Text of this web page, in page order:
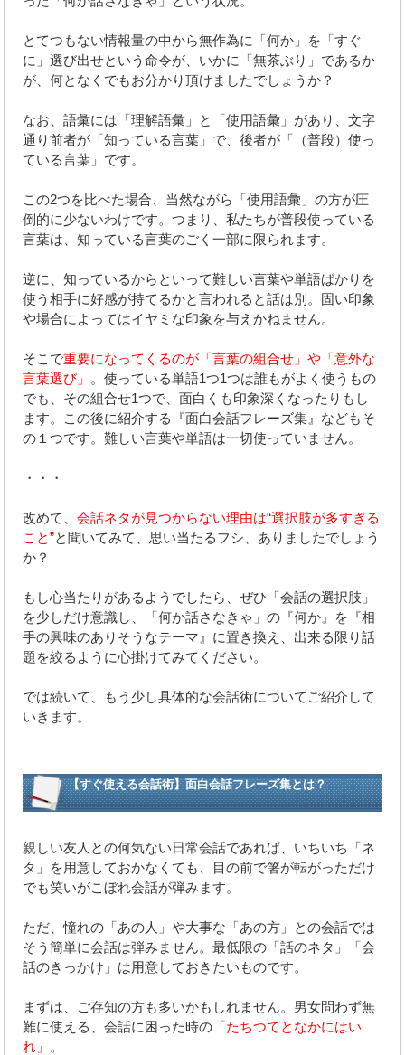
とてつもない情報量の中から無作為に「何か」を「すぐ
に」選び出せという命令が、いかに「無茶ぶり」であるか
が、何となくでもお分かり頂けましたでしょうか？
なお、語彙には「理解語彙」と「使用語彙」があり、文字
通り前者が「知っている言葉」で、後者が「（普段）使っ
ている言葉」です。
この2つを比べた場合、当然ながら「使用語彙」の方が圧
倒的に少ないわけです。つまり、私たちが普段使っている
言葉は、知っている言葉のごく一部に限られます。
逆に、知っているからといって難しい言葉や単語ばかりを
使う相手に好感が持てるかと言われると話は別。固い印象
や場合によってはイヤミな印象を与えかねません。
そこで重要になってくるのが「言葉の組合せ」や「意外な
言葉選び」 。使っている単語1つ1つは誰もがよく使うもの
でも、その組合せ1つで、面白くも印象深くなったりもし
ます。この後に紹介する『面白会話フレーズ集』などもそ
の１つです。難しい言葉や単語は一切使っていません。
・・・
改めて、会話ネタが見つからない理由は“選択肢が多すぎる
こと”と聞いてみて、思い当たるフシ、ありましたでしょう
か？
もし心当たりがあるようでしたら、ぜひ「会話の選択肢」
を少しだけ意識し、「何か話さなきゃ」の『何か』を『相
手の興味のありそうなテーマ』に置き換え、出来る限り話
題を絞るように心掛けてみてください。
では続いて、もう少し具体的な会話術についてご紹介して
いきます。
【すぐ使える会話術】面白会話フレーズ集とは？
親しい友人との何気ない日常会話であれば、いちいち「ネ
タ」を用意しておかなくても、目の前で箸が転がっただけ
でも笑いがこぼれ会話が弾みます。
ただ、憧れの「あの人」や大事な「あの方」との会話では
そう簡単に会話は弾みません。最低限の「話のネタ」「会
話のきっかけ」は用意しておきたいものです。
まずは、ご存知の方も多いかもしれません。男女問わず無
難に使える、会話に困った時の 「たちつてとなかにはい
れ」 。